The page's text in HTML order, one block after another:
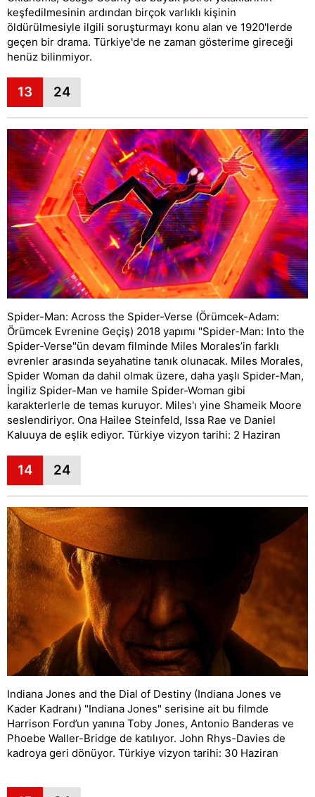
keşfedilmesinin ardından birçok varlıklı kişinin
öldürülmesiyle ilgili soruşturmayı konu alan ve 1920'lerde
geçen bir drama. Türkiye'de ne zaman gösterime gireceği
henüz bilinmiyor.
13 24
Spider-Man: Across the Spider-Verse (Örümcek-Adam:
Örümcek Evrenine Geçiş) 2018 yapımı "Spider-Man: Into the
Spider-Verse"ün devam filminde Miles Morales’in farklı
evrenler arasında seyahatine tanık olunacak. Miles Morales,
Spider Woman da dahil olmak üzere, daha yaşlı Spider-Man,
İngiliz Spider-Man ve hamile Spider-Woman gibi
karakterlerle de temas kuruyor. Miles'ı yine Shameik Moore
seslendiriyor. Ona Hailee Steinfeld, Issa Rae ve Daniel
Kaluuya de eşlik ediyor. Türkiye vizyon tarihi: 2 Haziran
14 24
Indiana Jones and the Dial of Destiny (Indiana Jones ve
Kader Kadranı) "Indiana Jones" serisine ait bu filmde
Harrison Ford’un yanına Toby Jones, Antonio Banderas ve
Phoebe Waller-Bridge de katılıyor. John Rhys-Davies de
kadroya geri dönüyor. Türkiye vizyon tarihi: 30 Haziran